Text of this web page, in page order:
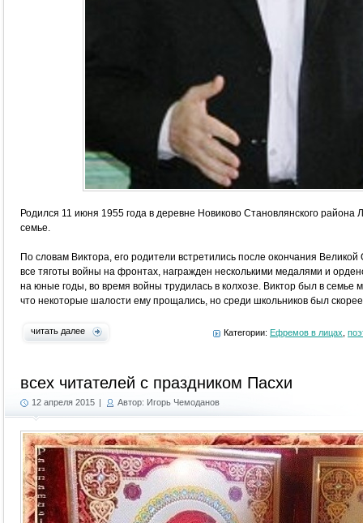
Родился 11 июня 1955 года в деревне Новиково Становлянского района
семье.
По словам Виктора, его родители встретились после окончания
все тяготы войны на фронтах, награжден несколькими медалями и
на юные годы, во время войны трудилась в колхозе. Виктор был в семье
что некоторые шалости ему прощались, но среди школьников был
читать далее Категории: Ефремов в лицах
всех читателей с праздником Пасхи
12 апреля 2015 | Автор: Игорь Чемоданов